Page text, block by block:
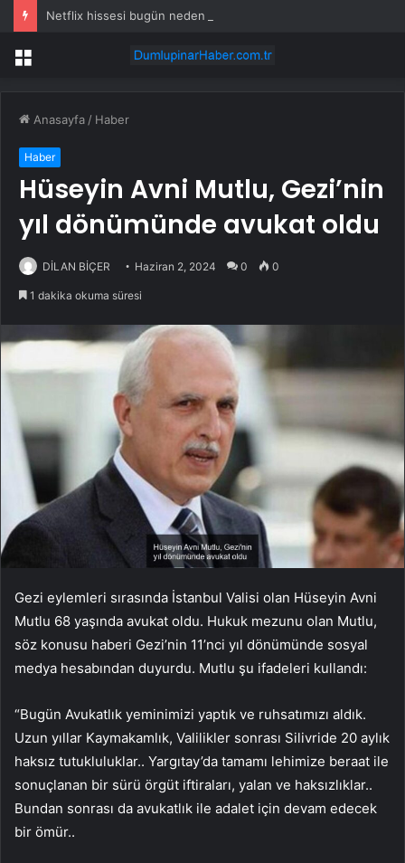
Netflix hissesi bugün neden düşüyor?
Menü
Anasayfa / Haber
Haber
Hüseyin Avni Mutlu, Gezi’nin
yıl dönümünde avukat oldu
DİLAN BİÇER Haziran 2, 2024 0 0
1 dakika okuma süresi
Gezi eylemleri sırasında İstanbul Valisi olan Hüseyin Avni
Mutlu 68 yaşında avukat oldu. Hukuk mezunu olan Mutlu,
söz konusu haberi Gezi’nin 11’nci yıl dönümünde sosyal
medya hesabından duyurdu. Mutlu şu ifadeleri kullandı:
“Bugün Avukatlık yeminimizi yaptık ve ruhsatımızı aldık.
Uzun yıllar Kaymakamlık, Valilikler sonrası Silivride 20 aylık
haksız tutukluluklar.. Yargıtay’da tamamı lehimize beraat ile
sonuçlanan bir sürü örgüt iftiraları, yalan ve haksızlıklar..
Bundan sonrası da avukatlık ile adalet için devam edecek
bir ömür..